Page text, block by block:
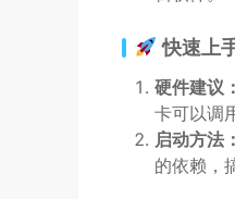
快速上
硬件建议：
卡可以调
启动方法：
的依赖，